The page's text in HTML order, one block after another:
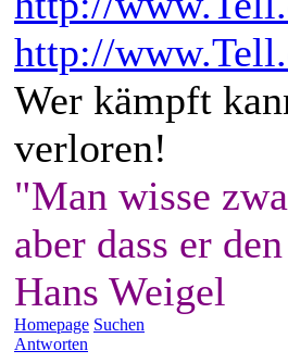
http://
Wer kämpft
verloren!
"Man wisse
aber dass er
Hans Weigel
Homepage Suchen
Antworten